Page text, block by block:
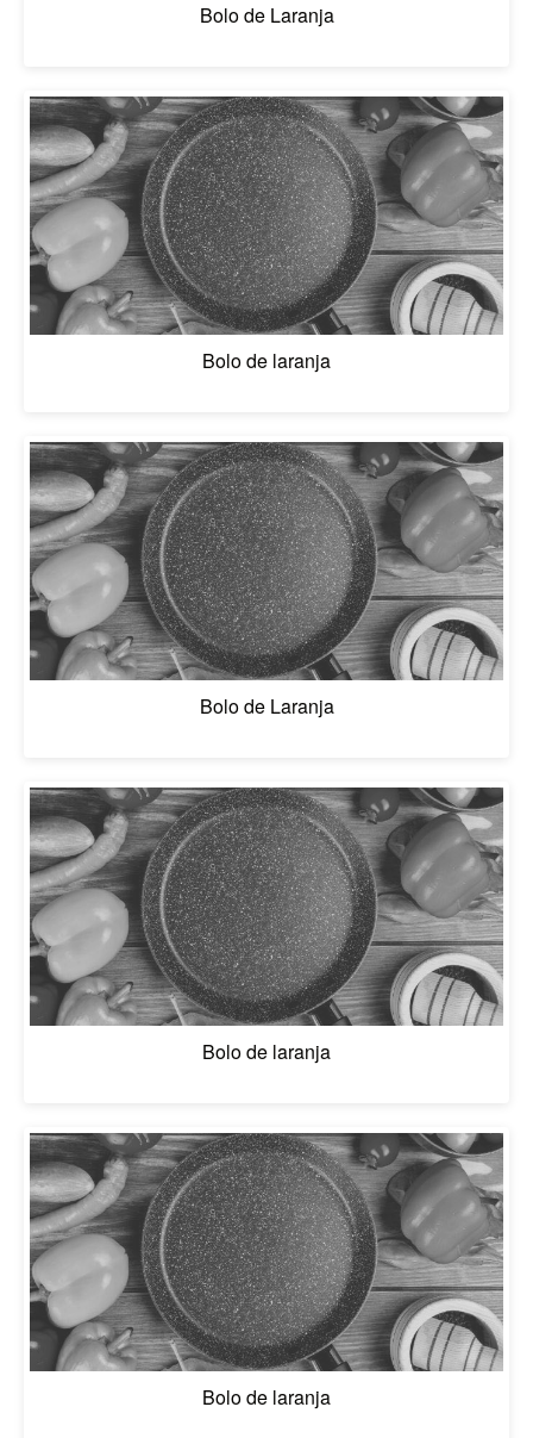
Bolo de Laranja
Bolo de laranja
Bolo de Laranja
Bolo de laranja
Bolo de laranja